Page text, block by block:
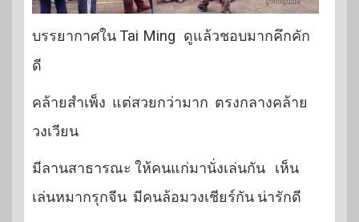
บรรยากาศในTai Ming ดูแล้วชอบมากคึกคัก
ดี
คล้ายสำเพ็ง แต่สวยกว่ามาก ตรงกลางคล้าย
วงเวียน
มีลานสาธารณะ ให้คนแก่มานั่งเล่นกัน เห็น
เล่นหมากรุกจีน มีคนล้อมวงเชียร์กัน น่ารักดี